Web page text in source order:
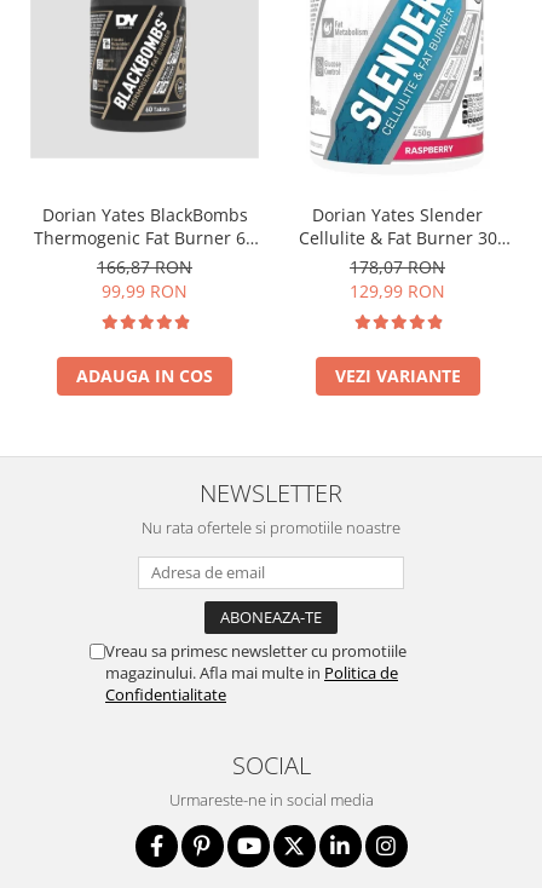
Dorian Yates BlackBombs
Thermogenic Fat Burner 60
tabs
166,87 RON
99,99 RON
ADAUGA IN COS
Dorian Yates Slender
Cellulite & Fat Burner 30
serv
178,07 RON
129,99 RON
VEZI VARIANTE
NEWSLETTER
Nu rata ofertele si promotiile noastre
Vreau sa primesc newsletter cu promotiile
magazinului. Afla mai multe in Politica de
Confidentialitate
SOCIAL
Urmareste-ne in social media